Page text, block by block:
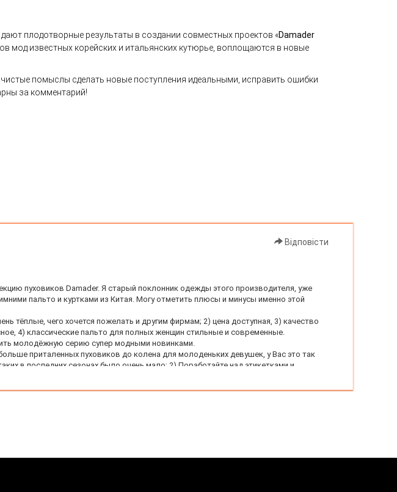
плодотворные результаты в создании совместных проектов «Damader
мод известных корейских и итальянских кутюрье, воплощаются в новые
чистые помыслы сделать новые поступления идеальными, исправить ошибки
за комментарий!
Відповісти
пуховиков Damader. Я старый поклонник одежды этого производителя, уже
пальто и куртками из Китая. Могу отметить плюсы и минусы именно этой
тёплые, чего хочется пожелать и другим фирмам; 2) цена доступная, 3) качество
4) классические пальто для полных женщин стильные и современные.
молодёжную серию супер модными новинками.
приталенных пуховиков до колена для молоденьких девушек, у Вас это так
в последних сезонах было очень мало; 2) Поработайте над этикетками и
пуховик и увидеть яркий фирменный ярлык и подкладку!